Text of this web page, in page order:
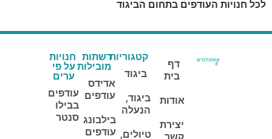
לכל חנויות העודפים בתחום הביגוד
דף
בית
אודות
יצירת
קטגוריות
ביגוד
ביגוד,
הנעלה
טיולים,
רשתות
מובילות
אדידס
עודפים
בילבונג
עודפים
חנויות
על פי
ערים
עודפים
בבילו
סנטר